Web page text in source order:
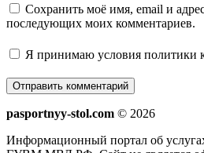
Сохранить моё имя, email и
последующих моих комментариев.
Я принимаю условия политики
pasportnyy-stol.com © 2026
Информационный портал об